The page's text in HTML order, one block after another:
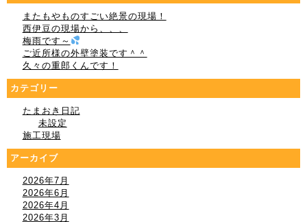
またもやものすごい絶景の現場！
西伊豆の現場から、、、
梅雨です～
ご近所様の外壁塗装です＾＾
久々の重郎くんです！
カテゴリー
たまおき日記
未設定
施工現場
アーカイブ
2026年7月
2026年6月
2026年4月
2026年3月